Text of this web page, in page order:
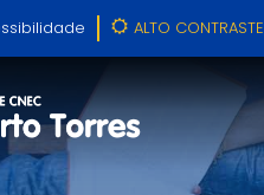
ALTO CONTRASTE